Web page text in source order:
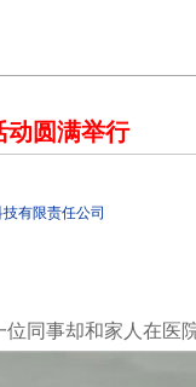
动圆满举行
有限责任公司
同事却和家人在医